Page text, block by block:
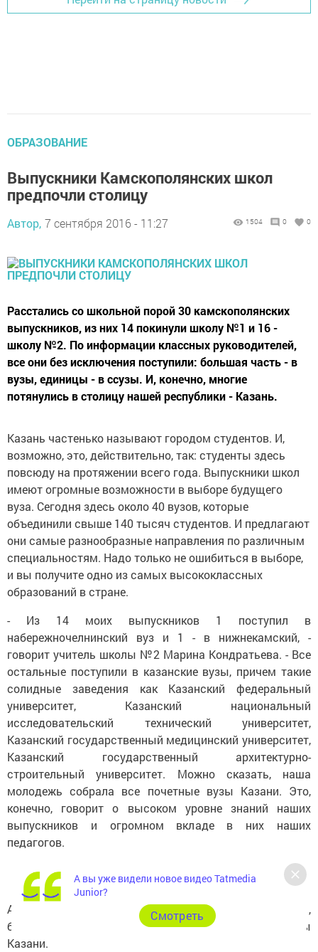
ОБРАЗОВАНИЕ
Выпускники Камскополянских школ
предпочли столицу
Автор, 7 сентября 2016 - 11:27 1504 0 0
Расстались со школьной порой 30 камскополянских
выпускников, из них 14 покинули школу №1 и 16 -
школу №2. По информации классных руководителей,
все они без исключения поступили: большая часть - в
вузы, единицы - в ссузы. И, конечно, многие
потянулись в столицу нашей республики - Казань.
Казань частенько называют городом студентов. И,
возможно, это, действительно, так: студенты здесь
повсюду на протяжении всего года. Выпускники школ
имеют огромные возможности в выборе будущего
вуза. Сегодня здесь около 40 вузов, которые
объединили свыше 140 тысяч студентов. И предлагают
они самые разнообразные направления по различным
специальностям. Надо только не ошибиться в выборе,
и вы получите одно из самых высококлассных
образований в стране.
- Из 14 моих выпускников 1 поступил в
набережночелнинский вуз и 1 - в нижнекамский, -
говорит учитель школы №2 Марина Кондратьева. - Все
остальные поступили в казанские вузы, причем такие
солидные заведения как Казанский федеральный
университет, Казанский национальный
исследовательский технический университет,
Казанский государственный медицинский университет,
Казанский государственный архитектурно-
строительный университет. Можно сказать, наша
молодежь собрала все почетные вузы Казани. Это,
конечно, говорит о высоком уровне знаний наших
выпускников и огромном вкладе в них наших
педагогов.
Аналогичная ситуация и у выпускников школы №1,
большая часть которых также поступила в вузы
Казани.
А вы уже видели новое видео Tatmedia
Junior?
Cмотреть